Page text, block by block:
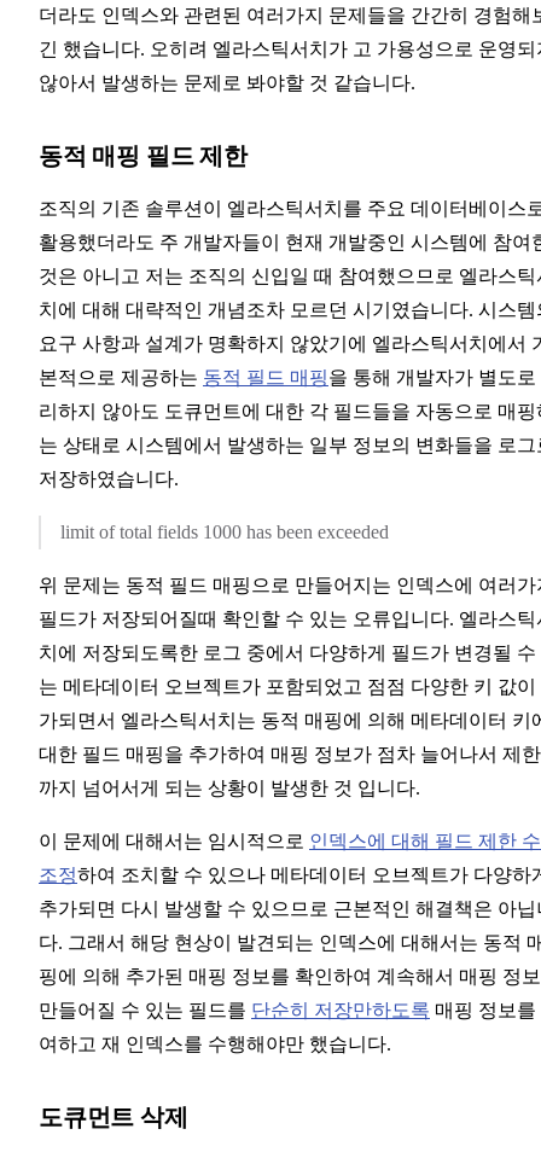
더라도 인덱스와 관련된 여러가지 문제들을 간간히 경험해
긴 했습니다. 오히려 엘라스틱서치가 고 가용성으로 운영되
않아서 발생하는 문제로 봐야할 것 같습니다.
동적 매핑 필드 제한
조직의 기존 솔루션이 엘라스틱서치를 주요 데이터베이스
활용했더라도 주 개발자들이 현재 개발중인 시스템에 참여
것은 아니고 저는 조직의 신입일 때 참여했으므로 엘라스틱
치에 대해 대략적인 개념조차 모르던 시기였습니다. 시스템
요구 사항과 설계가 명확하지 않았기에 엘라스틱서치에서
본적으로 제공하는 동적 필드 매핑을 통해 개발자가 별도로
리하지 않아도 도큐먼트에 대한 각 필드들을 자동으로 매핑
는 상태로 시스템에서 발생하는 일부 정보의 변화들을 로그
저장하였습니다.
limit of total fields 1000 has been exceeded
위 문제는 동적 필드 매핑으로 만들어지는 인덱스에 여러가
필드가 저장되어질때 확인할 수 있는 오류입니다. 엘라스틱
치에 저장되도록한 로그 중에서 다양하게 필드가 변경될 수
는 메타데이터 오브젝트가 포함되었고 점점 다양한 키 값이
가되면서 엘라스틱서치는 동적 매핑에 의해 메타데이터 키
대한 필드 매핑을 추가하여 매핑 정보가 점차 늘어나서 제
까지 넘어서게 되는 상황이 발생한 것 입니다.
이 문제에 대해서는 임시적으로 인덱스에 대해 필드 제한
조정하여 조치할 수 있으나 메타데이터 오브젝트가 다양하
추가되면 다시 발생할 수 있으므로 근본적인 해결책은 아닙
다. 그래서 해당 현상이 발견되는 인덱스에 대해서는 동적
핑에 의해 추가된 매핑 정보를 확인하여 계속해서 매핑 정
만들어질 수 있는 필드를 단순히 저장만하도록 매핑 정보를
여하고 재 인덱스를 수행해야만 했습니다.
도큐먼트 삭제